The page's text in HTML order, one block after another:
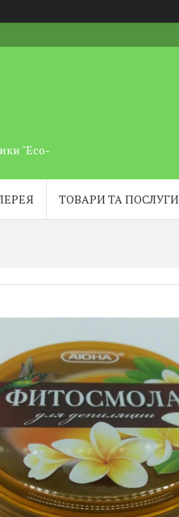
"Eco-
ТОВАРИ ТА ПОСЛУГИ